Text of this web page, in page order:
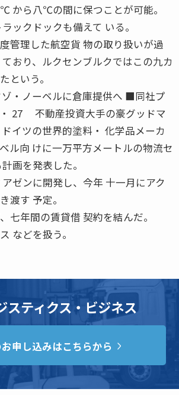
から八℃の間に保つことが可能。
ックドックも備えて いる。
管理した航空貨 物の取り扱いが過
おり、ルクセンブルクではこの九カ
という。
・ノーベルに倉庫提供へ ■同社プ
27 不動産投資大手の豪グッドマ
イツの世界的塗料・ 化学品メーカ
ル向 けに一万平方メートルの物流セ
画を発表した。
ゼンに開発し、今年 十一月にアク
渡す 予定。
七年間の賃貸借 契約を結んだ。
などを扱う。
スティクス・ビジネス
申し込みはこちらから